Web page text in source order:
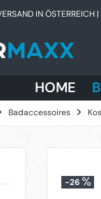
IN ÖSTERREICH
HOME
Badaccessoires
-26